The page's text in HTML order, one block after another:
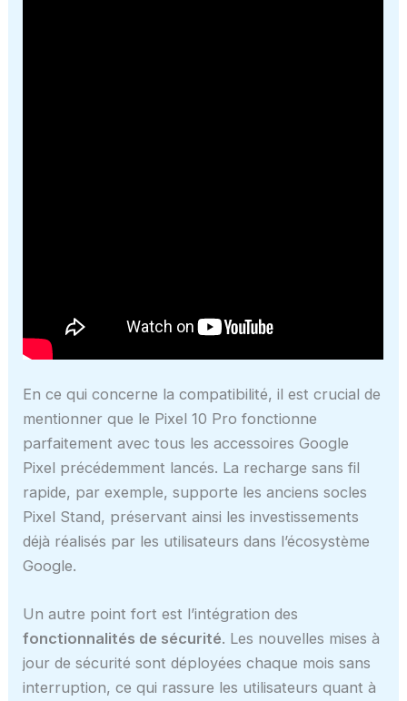
En ce qui concerne la compatibilité, il est crucial de
mentionner que le Pixel 10 Pro fonctionne
parfaitement avec tous les accessoires Google
Pixel précédemment lancés. La recharge sans fil
rapide, par exemple, supporte les anciens socles
Pixel Stand, préservant ainsi les investissements
déjà réalisés par les utilisateurs dans l’écosystème
Google.
Un autre point fort est l’intégration des
fonctionnalités de sécurité. Les nouvelles mises à
jour de sécurité sont déployées chaque mois sans
interruption, ce qui rassure les utilisateurs quant à